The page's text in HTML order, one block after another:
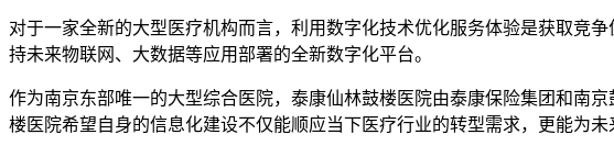
对于一家全新的大型医疗机构而言，利用数字化技术优化服务体验是获取竞
持未来物联网、大数据等应用部署的全新数字化平台。
作为南京东部唯一的大型综合医院，泰康仙林鼓楼医院由泰康保险集团和南
楼医院希望自身的信息化建设不仅能顺应当下医疗行业的转型需求，更能为未